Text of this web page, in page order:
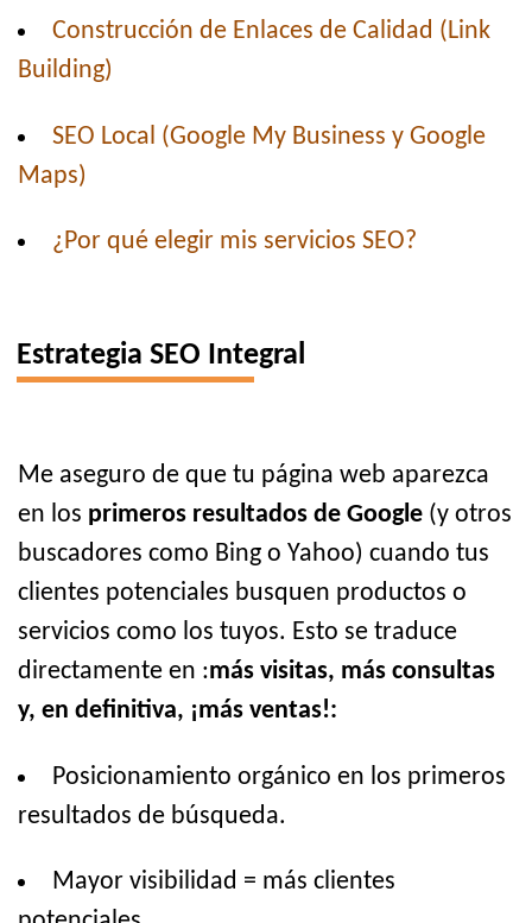
Construcción de Enlaces de Calidad (Link
Building)
SEO Local (Google My Business y Google
Maps)
¿Por qué elegir mis servicios SEO?
Estrategia SEO Integral
Me aseguro de que tu página web aparezca
en los primeros resultados de Google (y otros
buscadores como Bing o Yahoo) cuando tus
clientes potenciales busquen productos o
servicios como los tuyos. Esto se traduce
directamente en :más visitas, más consultas
y, en definitiva, ¡más ventas!:
Posicionamiento orgánico en los primeros
resultados de búsqueda.
Mayor visibilidad = más clientes